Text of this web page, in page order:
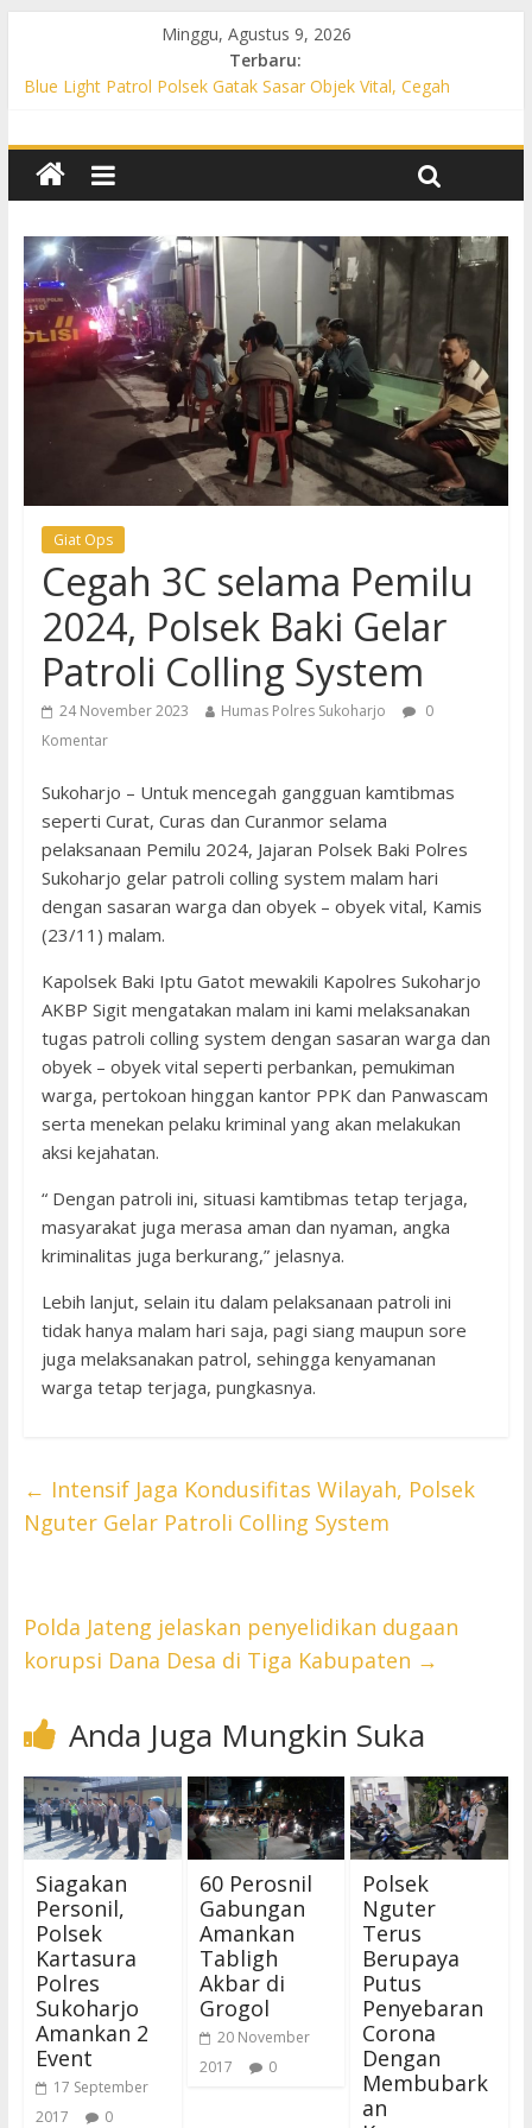
Minggu, Agustus 9, 2026
Terbaru:
Blue Light Patrol Polsek Gatak Sasar Objek Vital, Cegah
Permukiman, Antisipasi 3C dan Gangguan Kamtibmas
Patroli KRYD Polsek Baki Sisir Titik Rawan, Cegah 3C hingga
Patroli Blue Light Polsek Nguter Sasar Perbankan hingga
Permukiman, Antisipasi 3C dan Gangguan Kamtibmas
Blue Light Patrol Polsek Tawangsari Sisir Belasan Desa, Cegah
Kejahatan 3C dan Gangguan Kamtibmas
Giat Ops
Cegah 3C selama Pemilu
2024, Polsek Baki Gelar
Patroli Colling System
24 November 2023 Humas Polres Sukoharjo
0
Komentar
Sukoharjo – Untuk mencegah gangguan kamtibmas
seperti Curat, Curas dan Curanmor selama
pelaksanaan Pemilu 2024, Jajaran Polsek Baki Polres
Sukoharjo gelar patroli colling system malam hari
dengan sasaran warga dan obyek – obyek vital, Kamis
(23/11) malam.
Kapolsek Baki Iptu Gatot mewakili Kapolres Sukoharjo
AKBP Sigit mengatakan malam ini kami melaksanakan
tugas patroli colling system dengan sasaran warga dan
obyek – obyek vital seperti perbankan, pemukiman
warga, pertokoan hinggan kantor PPK dan Panwascam
serta menekan pelaku kriminal yang akan melakukan
aksi kejahatan.
“ Dengan patroli ini, situasi kamtibmas tetap terjaga,
masyarakat juga merasa aman dan nyaman, angka
kriminalitas juga berkurang,” jelasnya.
Lebih lanjut, selain itu dalam pelaksanaan patroli ini
tidak hanya malam hari saja, pagi siang maupun sore
juga melaksanakan patrol, sehingga kenyamanan
warga tetap terjaga, pungkasnya.
← Intensif Jaga Kondusifitas Wilayah, Polsek
Nguter Gelar Patroli Colling System
Polda Jateng jelaskan penyelidikan dugaan
korupsi Dana Desa di Tiga Kabupaten →
Anda Juga Mungkin Suka
Siagakan
Personil,
Polsek
Kartasura
Polres
Sukoharjo
Amankan 2
Event
17 September
2017
0
60 Perosnil
Gabungan
Amankan
Tabligh
Akbar di
Grogol
20 November
2017
0
Polsek
Nguter
Terus
Berupaya
Putus
Penyebaran
Corona
Dengan
Membubark
an